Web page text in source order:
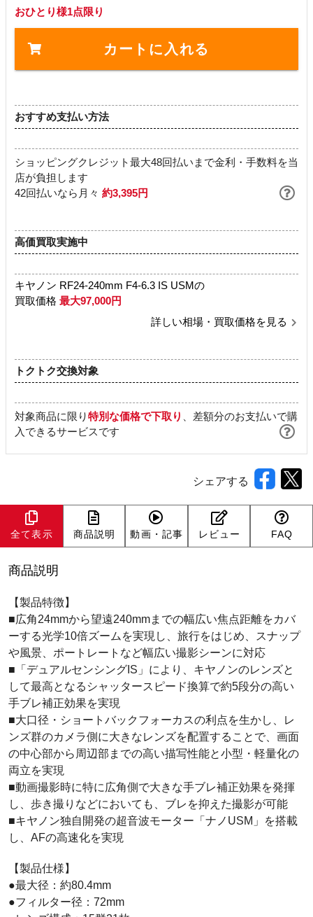
おひとり様1点限り
カートに入れる
おすすめ支払い方法
ショッピングクレジット最大48回払いまで金利・手数料を当
店が負担します
42回払いなら月々 約3,395円
高価買取実施中
キヤノン RF24-240mm F4-6.3 IS USMの
買取価格 最大97,000円
詳しい相場・買取価格を見る
トクトク交換対象
対象商品に限り特別な価格で下取り 、差額分のお支払いで購
入できるサービスです
シェアする
全て表示 商品説明 動画・記事 レビュー FAQ
商品説明
【製品特徴】
■広角24mmから望遠240mmまでの幅広い焦点距離をカバ
ーする光学10倍ズームを実現し、旅行をはじめ、スナップ
や風景、ポートレートなど幅広い撮影シーンに対応
■「デュアルセンシングIS」により、キヤノンのレンズと
して最高となるシャッタースピード換算で約5段分の高い
手ブレ補正効果を実現
■大口径・ショートバックフォーカスの利点を生かし、レ
ンズ群のカメラ側に大きなレンズを配置することで、画面
の中心部から周辺部までの高い描写性能と小型・軽量化の
両立を実現
■動画撮影時に特に広角側で大きな手ブレ補正効果を発揮
し、歩き撮りなどにおいても、ブレを抑えた撮影が可能
■キヤノン独自開発の超音波モーター「ナノUSM」を搭載
し、AFの高速化を実現
【製品仕様】
●最大径：約80.4mm
●フィルター径：72mm